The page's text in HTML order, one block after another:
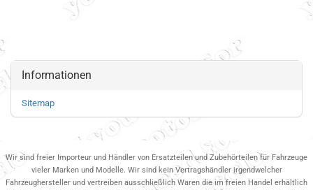
Informationen
Sitemap
Wir sind freier Importeur und Händler von Ersatzteilen und Zubehörteilen für Fahrzeuge
vieler Marken und Modelle. Wir sind kein Vertragshändler irgendwelcher
Fahrzeughersteller und vertreiben ausschließlich Waren die im freien Handel erhältlich